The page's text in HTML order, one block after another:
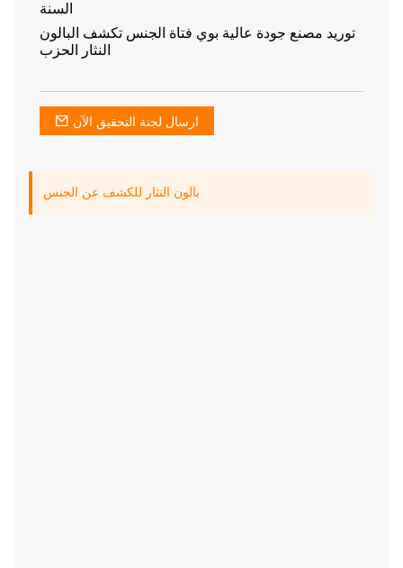
السنة
توريد مصنع جودة عالية بوي فتاة الجنس تكشف البالون
النثار الحزب
ارسال لجنة التحقيق الآن
بالون النثار للكشف عن الجنس